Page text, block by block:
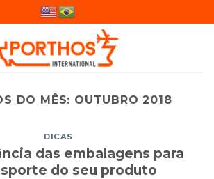
DO MÊS: OUTUBRO 2018
DICAS
das embalagens para
do seu produto